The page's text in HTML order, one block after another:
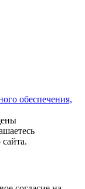
обеспечения,